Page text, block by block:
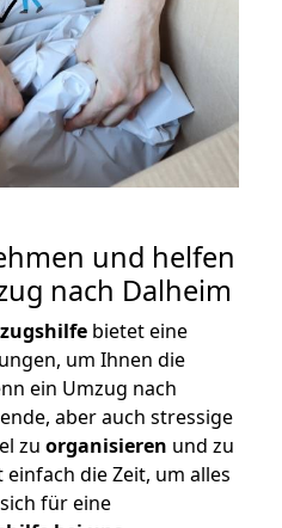
und helfen
nach Dalheim
bietet eine
um Ihnen die
ein Umzug nach
aber auch stressige
zu organisieren und zu
die Zeit, um alles
für eine